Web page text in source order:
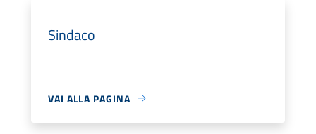
Sindaco
VAI ALLA PAGINA